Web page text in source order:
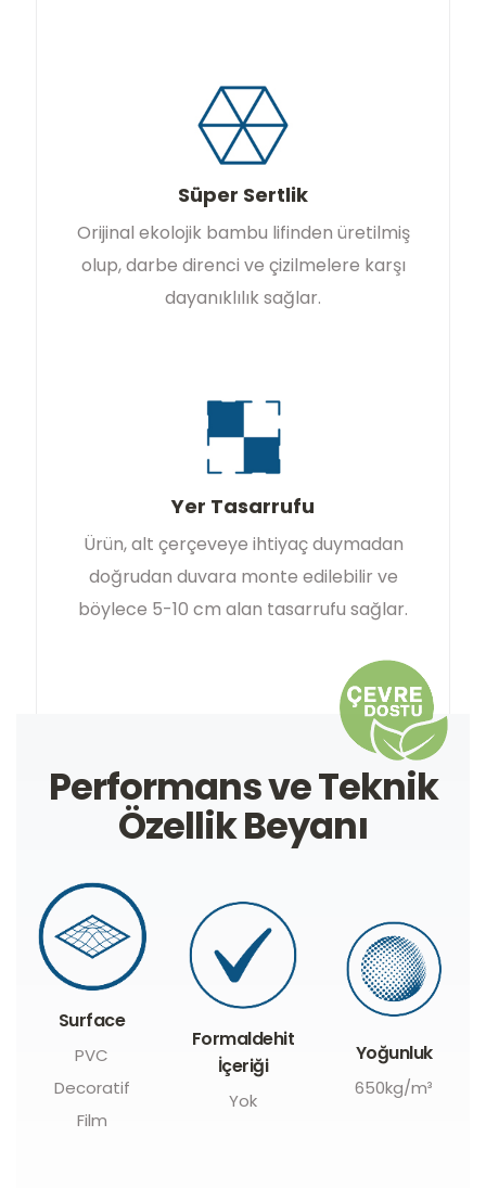
Süper Sertlik
Orijinal ekolojik bambu lifinden üretilmiş
olup, darbe direnci ve çizilmelere karşı
dayanıklılık sağlar.
Yer Tasarrufu
Ürün, alt çerçeveye ihtiyaç duymadan
doğrudan duvara monte edilebilir ve
böylece 5-10 cm alan tasarrufu sağlar.
Performans ve Teknik
Özellik Beyanı
Surface
PVC
Decoratif
Film
Formaldehit
İçeriği
Yok
Yoğunluk
650kg/m³